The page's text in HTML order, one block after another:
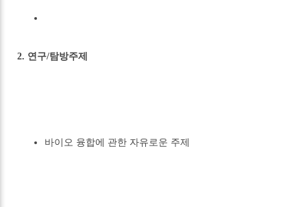
2. 연구/탐방주제
바이오 융합에 관한 자유로운 주제